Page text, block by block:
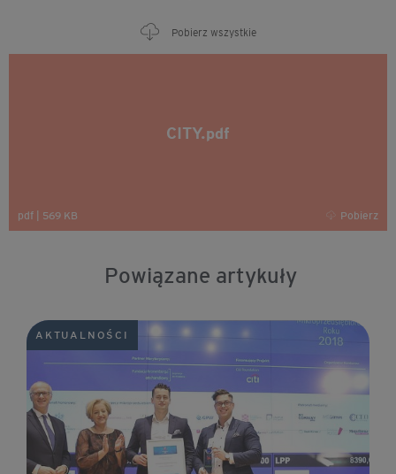
Pobierz wszystkie
CITY.pdf
pdf | 569 KB Pobierz
Powiązane artykuły
AKTUALNOŚCI